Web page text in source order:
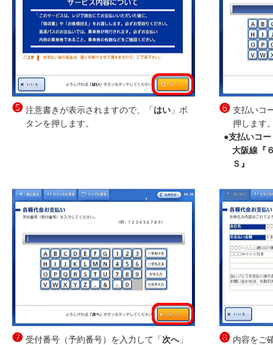
❺ 注意書きが表示されますので、「はい 」ボ
タンを押します。
❻ 支払いコ
押します
●支払いコー
大阪線『
Ｓ』
❼ 受付番号（予約番号）を入力して「次へ」
❽ 内容をご